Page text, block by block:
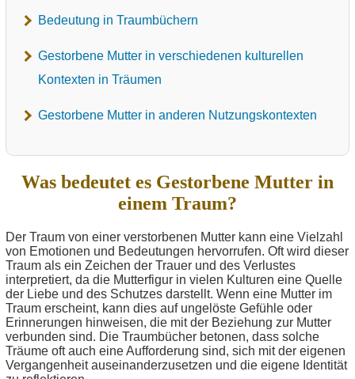
Bedeutung in Traumbüchern
Gestorbene Mutter in verschiedenen kulturellen
Kontexten in Träumen
Gestorbene Mutter in anderen Nutzungskontexten
Was bedeutet es Gestorbene Mutter in
einem Traum?
Der Traum von einer verstorbenen Mutter kann eine Vielzahl
von Emotionen und Bedeutungen hervorrufen. Oft wird dieser
Traum als ein Zeichen der Trauer und des Verlustes
interpretiert, da die Mutterfigur in vielen Kulturen eine Quelle
der Liebe und des Schutzes darstellt. Wenn eine Mutter im
Traum erscheint, kann dies auf ungelöste Gefühle oder
Erinnerungen hinweisen, die mit der Beziehung zur Mutter
verbunden sind. Die Traumbücher betonen, dass solche
Träume oft auch eine Aufforderung sind, sich mit der eigenen
Vergangenheit auseinanderzusetzen und die eigene Identität